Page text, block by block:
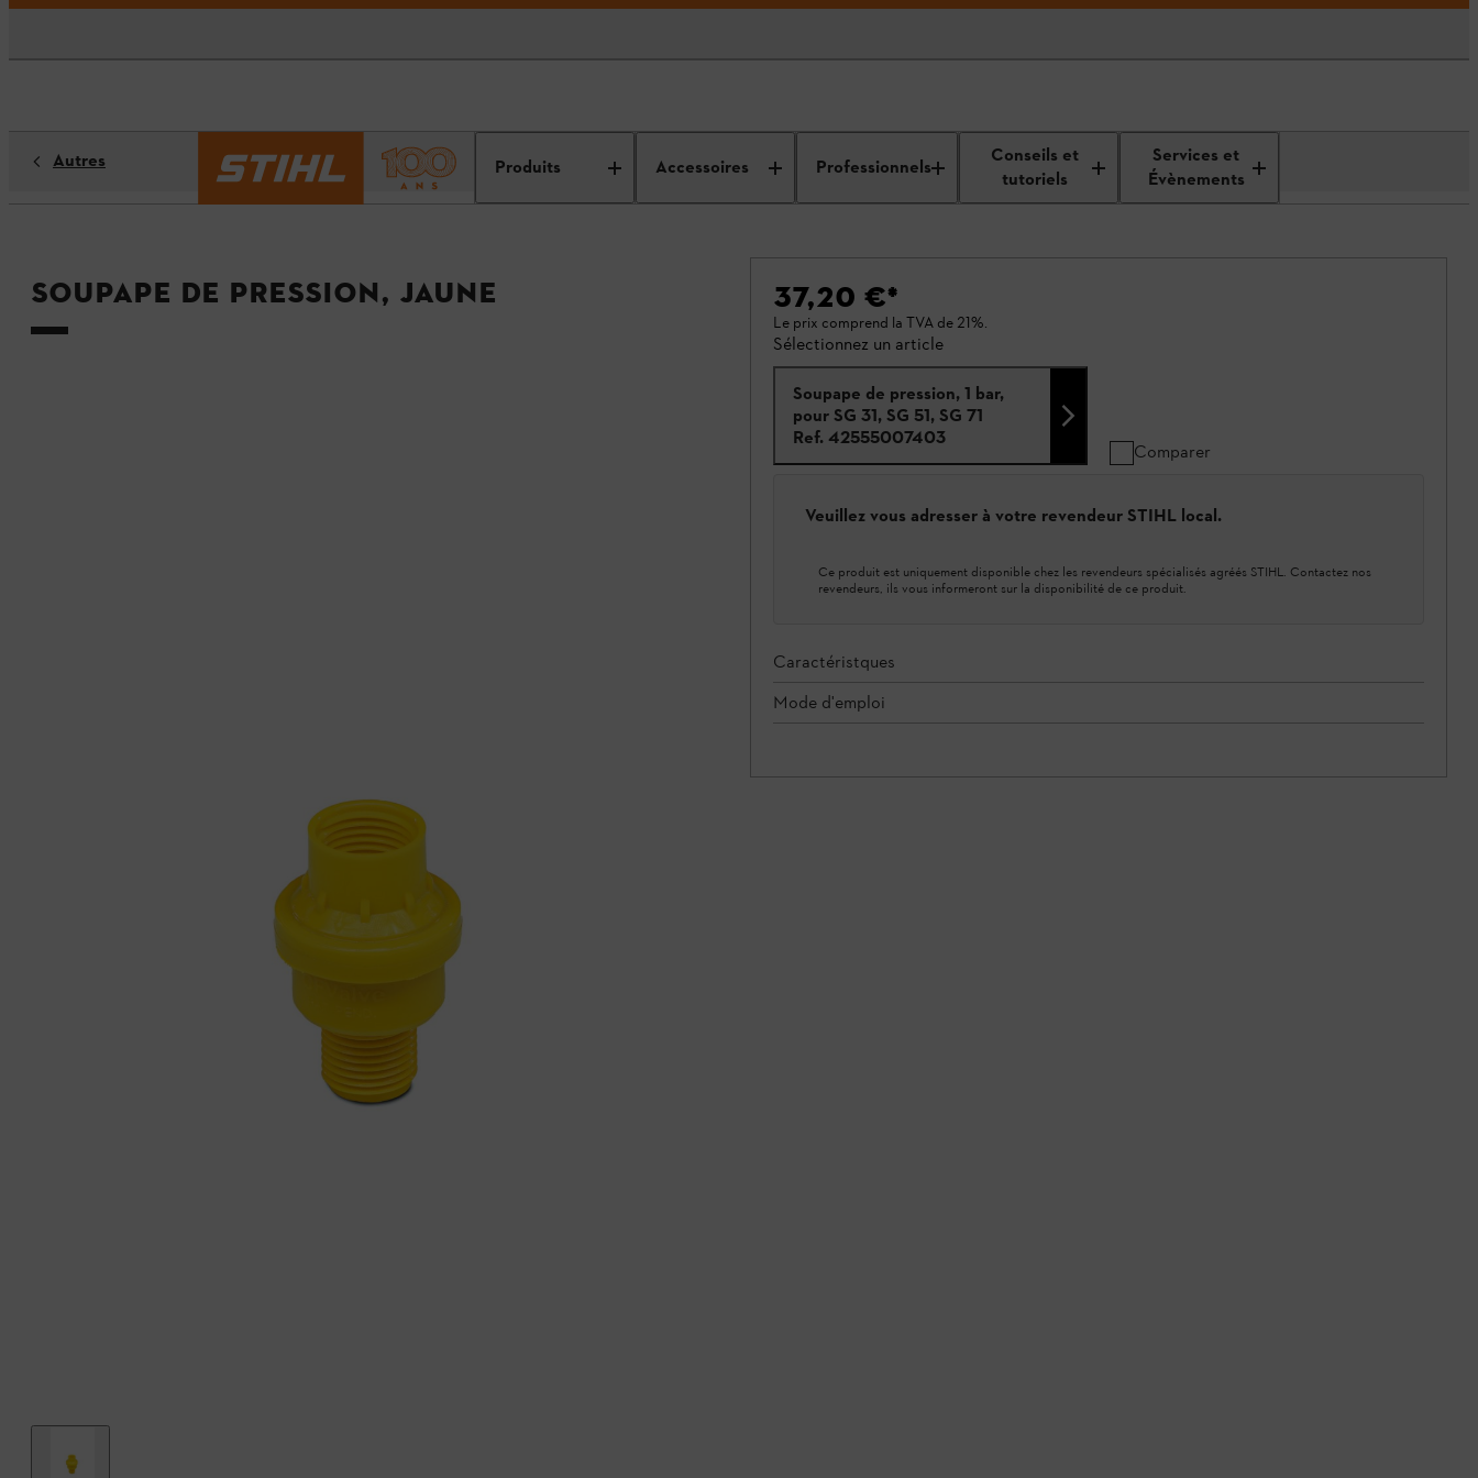
Produits Accessoires Professionnels
Conseils et
tutoriels
Services et
Évènements
Autres
Soupape de pression, jaune 37,20 €*
Le prix comprend la TVA de 21%.
Sélectionnez un article
Soupape de pression, 1 bar,
pour SG 31, SG 51, SG 71
Ref. 42555007403
Comparer
Veuillez vous adresser à votre revendeur STIHL local.
Ce produit est uniquement disponible chez les revendeurs spécialisés agréés STIHL. Contactez nos
revendeurs, ils vous informeront sur la disponibilité de ce produit.
Caractéristques
Mode d'emploi